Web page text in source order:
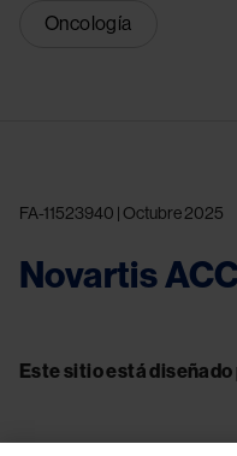
Oncología
FA-11523940 | Octubre 2025
Novartis
Este sitio está